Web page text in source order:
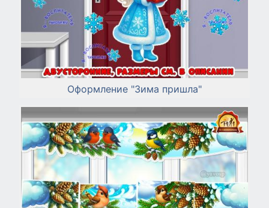
Оформление "Зима пришла"